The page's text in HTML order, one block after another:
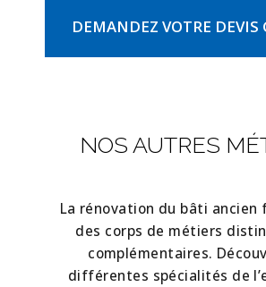
DEMANDEZ VOTRE DEVIS
NOS AUTRES
La rénovation du bâti ancien
des corps de métiers
complémentaires.
différentes spécialités de